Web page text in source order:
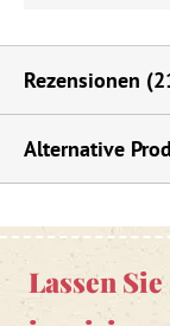
Rezensionen
Alternative
Lassen